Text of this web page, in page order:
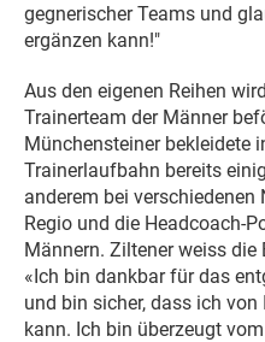
gegnerischer Teams und
ergänzen kann!"
Aus den eigenen Reihen
Trainerteam der Männer
Münchensteiner bekleidete
Trainerlaufbahn bereits
anderem bei
Regio und die Headcoach-
Männern. Ziltener weiss
«Ich bin dankbar für das
und bin sicher, dass ich
kann. Ich bin überzeugt